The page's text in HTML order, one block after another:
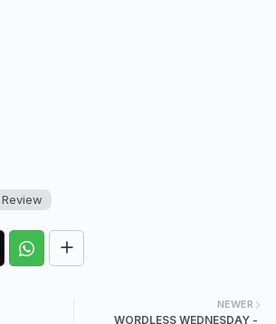
Review
NEWER
WORDLESS WEDNESDAY -